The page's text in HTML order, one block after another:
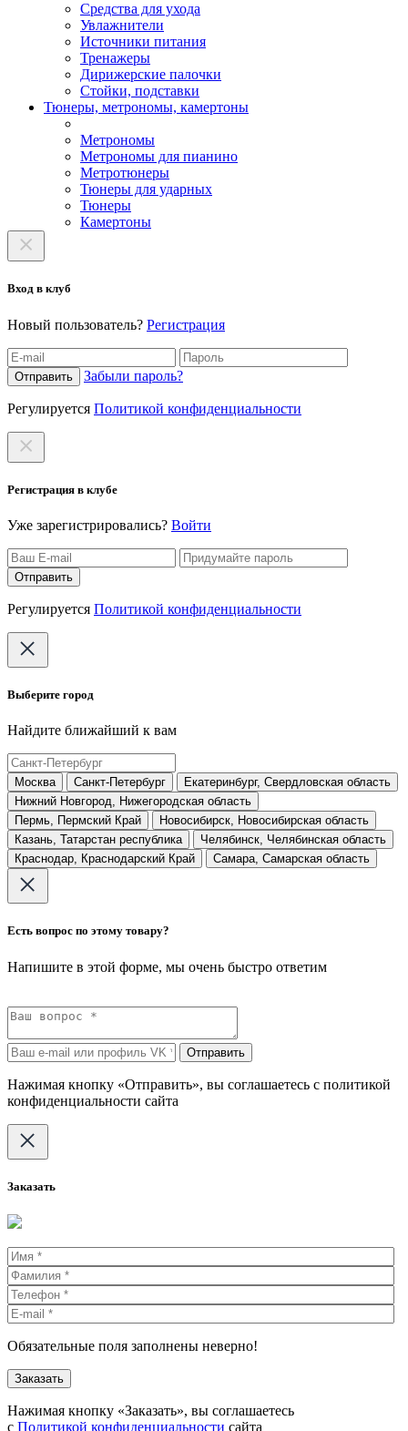
Средства для ухода
Увлажнители
Источники питания
Тренажеры
Дирижерские палочки
Стойки, подставки
Тюнеры, метрономы, камертоны
Метрономы
Метрономы для пианино
Метротюнеры
Тюнеры для ударных
Тюнеры
Камертоны
Вход в клуб
Новый пользователь? Регистрация
Отправить Забыли пароль?
Регулируется Политикой конфиденциальности
Регистрация в клубе
Уже зарегистрировались? Войти
Отправить
Регулируется Политикой конфиденциальности
Выберите город
Найдите ближайший к вам
Москва Санкт-Петербург
Екатеринбург, Свердловская область
Нижний Новгород, Нижегородская область
Пермь, Пермский Край
Новосибирск, Новосибирская область
Казань, Татарстан республика
Челябинск, Челябинская область
Краснодар, Краснодарский Край
Самара, Самарская область
Есть вопрос по этому товару?
Напишите в этой форме, мы очень быстро ответим
Отправить
Нажимая кнопку «Отправить», вы соглашаетесь с политикой
конфиденциальности сайта
Заказать
Обязательные поля заполнены неверно!
Нажимая кнопку «Заказать», вы соглашаетесь
с Политикой конфиденциальности сайта